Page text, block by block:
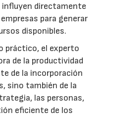
directamente
para generar
disponibles.
práctico, el experto
de la productividad
de la incorporación
sino también de la
las personas,
eficiente de los